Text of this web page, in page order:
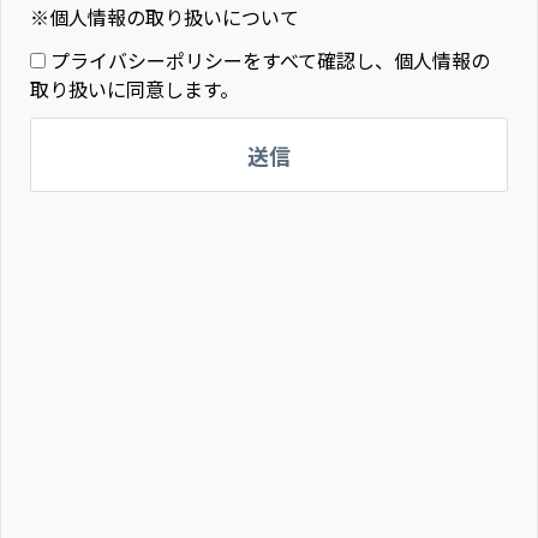
※個人情報の取り扱いについて
プライバシーポリシーをすべて確認し、個人情報の
取り扱いに同意します。
送信